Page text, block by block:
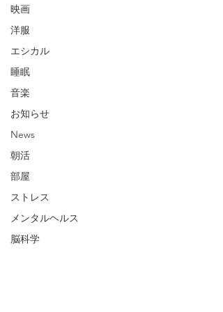
映画
洋服
エシカル
睡眠
音楽
お知らせ
News
朝活
部屋
ストレス
メンタルヘルス
脳科学